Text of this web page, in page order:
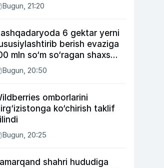
Bugun, 21:20
6 gektar yerni
berish evaziga
mln so‘m so‘ragan shaxs
Bugun, 20:50
omborlarini
ko‘chirish taklif
Bugun, 20:25
shahri hududiga